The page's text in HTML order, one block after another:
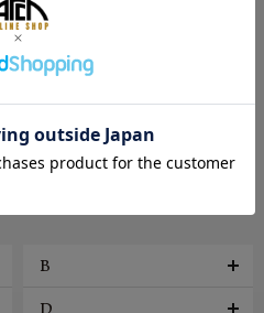
ボトムス
バッグ
アクセサリー
ヴィンテージ
B
D